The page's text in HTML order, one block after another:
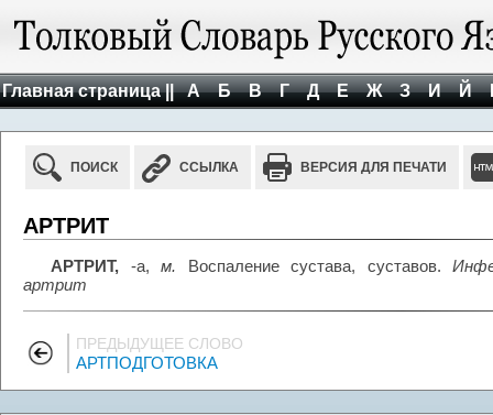
Главная страница || А Б В Г Д Е Ж З И Й
ПОИСК ССЫЛКА ВЕРСИЯ ДЛЯ ПЕЧАТИ
АРТРИТ
АРТРИТ, -а, м. Воспаление сустава, суставов.
артрит
ПРЕДЫДУЩЕЕ СЛОВО
АРТПОДГОТОВКА